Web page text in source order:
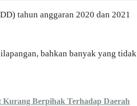
tahun anggaran 2020 dan 2021
bahkan banyak yang tidak
Berpihak Terhadap Daerah